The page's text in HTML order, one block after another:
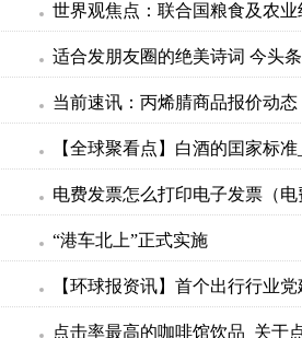
适合发朋友圈的绝美诗词 今头条
“港车北上”正式实施